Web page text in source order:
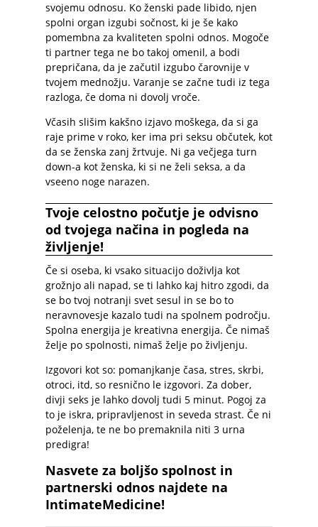
svojemu odnosu. Ko ženski pade libido, njen
spolni organ izgubi sočnost, ki je še kako
pomembna za kvaliteten spolni odnos. Mogoče
ti partner tega ne bo takoj omenil, a bodi
prepričana, da je začutil izgubo čarovnije v
tvojem mednožju. Varanje se začne tudi iz tega
razloga, če doma ni dovolj vroče.
Včasih slišim kakšno izjavo moškega, da si ga
raje prime v roko, ker ima pri seksu občutek, kot
da se ženska zanj žrtvuje. Ni ga večjega turn
down-a kot ženska, ki si ne želi seksa, a da
vseeno noge narazen.
Tvoje celostno počutje je odvisno
od tvojega načina in pogleda na
življenje!
Če si oseba, ki vsako situacijo doživlja kot
grožnjo ali napad, se ti lahko kaj hitro zgodi, da
se bo tvoj notranji svet sesul in se bo to
neravnovesje kazalo tudi na spolnem področju.
Spolna energija je kreativna energija. Če nimaš
želje po spolnosti, nimaš želje po življenju.
Izgovori kot so: pomanjkanje časa, stres, skrbi,
otroci, itd, so resnično le izgovori. Za dober,
divji seks je lahko dovolj tudi 5 minut. Pogoj za
to je iskra, pripravljenost in seveda strast. Če ni
poželenja, te ne bo premaknila niti 3 urna
predigra!
Nasvete za boljšo spolnost in
partnerski odnos najdete na
IntimateMedicine!